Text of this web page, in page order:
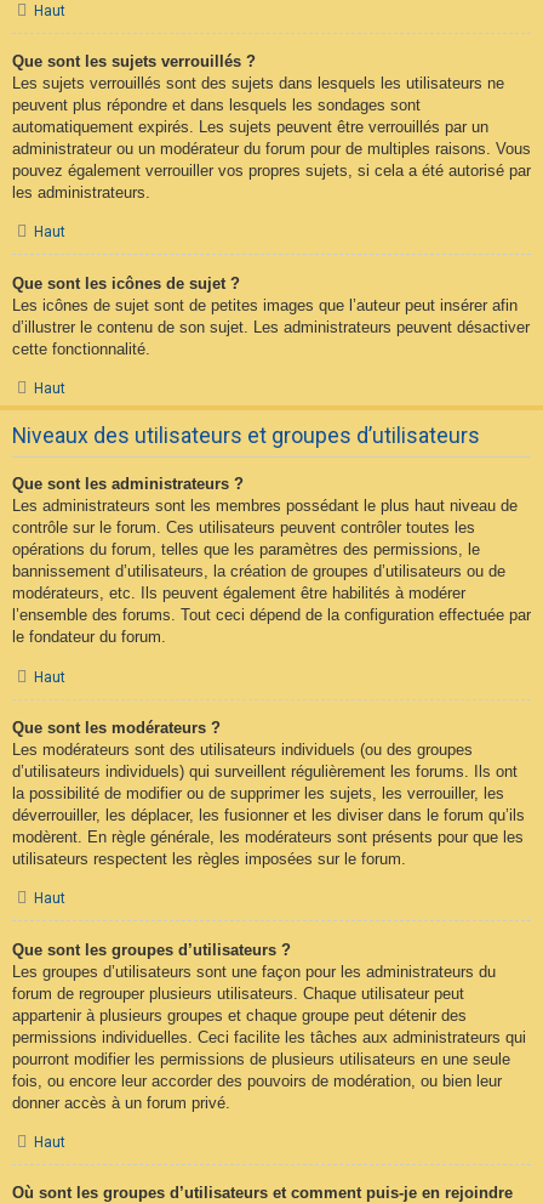
Haut
Que sont les sujets verrouillés ?
Les sujets verrouillés sont des sujets dans lesquels les utilisateurs ne
peuvent plus répondre et dans lesquels les sondages sont
automatiquement expirés. Les sujets peuvent être verrouillés par un
administrateur ou un modérateur du forum pour de multiples raisons. Vous
pouvez également verrouiller vos propres sujets, si cela a été autorisé par
les administrateurs.
Haut
Que sont les icônes de sujet ?
Les icônes de sujet sont de petites images que l’auteur peut insérer afin
d’illustrer le contenu de son sujet. Les administrateurs peuvent désactiver
cette fonctionnalité.
Haut
Niveaux des utilisateurs et groupes d’utilisateurs
Que sont les administrateurs ?
Les administrateurs sont les membres possédant le plus haut niveau de
contrôle sur le forum. Ces utilisateurs peuvent contrôler toutes les
opérations du forum, telles que les paramètres des permissions, le
bannissement d’utilisateurs, la création de groupes d’utilisateurs ou de
modérateurs, etc. Ils peuvent également être habilités à modérer
l’ensemble des forums. Tout ceci dépend de la configuration effectuée par
le fondateur du forum.
Haut
Que sont les modérateurs ?
Les modérateurs sont des utilisateurs individuels (ou des groupes
d’utilisateurs individuels) qui surveillent régulièrement les forums. Ils ont
la possibilité de modifier ou de supprimer les sujets, les verrouiller, les
déverrouiller, les déplacer, les fusionner et les diviser dans le forum qu’ils
modèrent. En règle générale, les modérateurs sont présents pour que les
utilisateurs respectent les règles imposées sur le forum.
Haut
Que sont les groupes d’utilisateurs ?
Les groupes d’utilisateurs sont une façon pour les administrateurs du
forum de regrouper plusieurs utilisateurs. Chaque utilisateur peut
appartenir à plusieurs groupes et chaque groupe peut détenir des
permissions individuelles. Ceci facilite les tâches aux administrateurs qui
pourront modifier les permissions de plusieurs utilisateurs en une seule
fois, ou encore leur accorder des pouvoirs de modération, ou bien leur
donner accès à un forum privé.
Haut
Où sont les groupes d’utilisateurs et comment puis-je en rejoindre